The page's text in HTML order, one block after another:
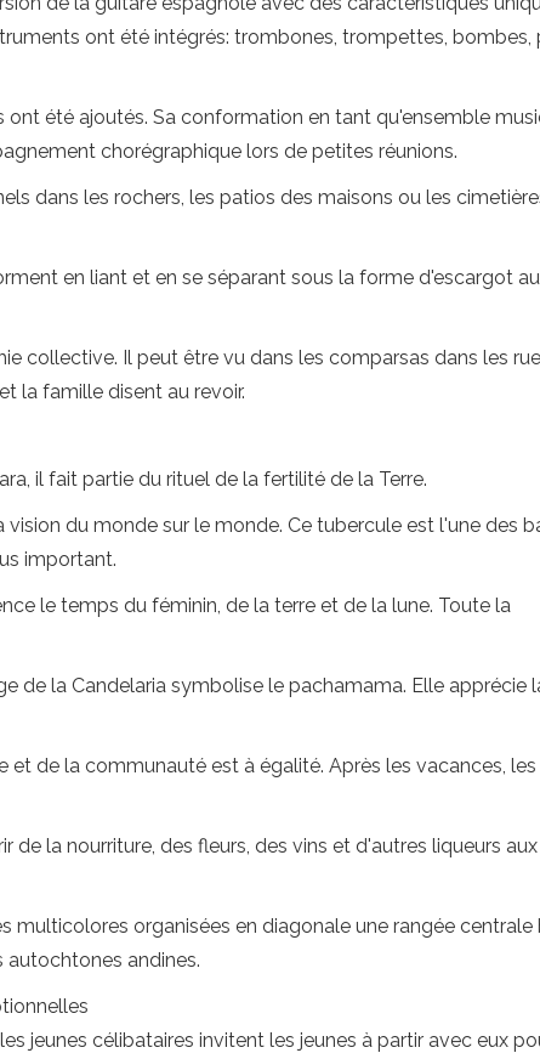
ont été intégrés: trombones, trompettes, bombes,
été ajoutés. Sa conformation en tant qu'ensemble
chorégraphique lors de petites réunions.
dans les rochers, les patios des maisons ou les
en liant et en se séparant sous la forme d'escargot
collective. Il peut être vu dans les comparsas dans les
la famille disent au revoir.
il fait partie du rituel de la fertilité de la Terre.
du monde sur le monde. Ce tubercule est l'une des
important.
le temps du féminin, de la terre et de la lune. Toute la
de la Candelaria symbolise le pachamama. Elle apprécie
de la communauté est à égalité. Après les vacances,
la nourriture, des fleurs, des vins et d'autres liqueurs aux
multicolores organisées en diagonale une rangée centrale
andines.
jeunes célibataires invitent les jeunes à partir avec eux